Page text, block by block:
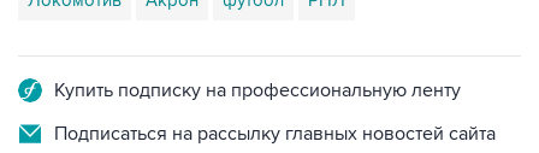
Купить подписку на профессиональную ленту
Подписаться на рассылку главных новостей сайта